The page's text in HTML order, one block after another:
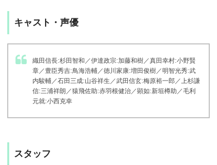
キャスト・声優
織田信長:杉田智和／伊達政宗:加藤和樹／真田幸村:小野賢
章／豊臣秀吉:鳥海浩輔／徳川家康:増田俊樹／明智光秀:武
内駿輔／石田三成:山谷祥生／武田信玄:梅原裕一郎／上杉謙
信:三浦祥朗／猿飛佐助:赤羽根健治／顕如:新垣樽助／毛利
元就:小西克幸
スタッフ